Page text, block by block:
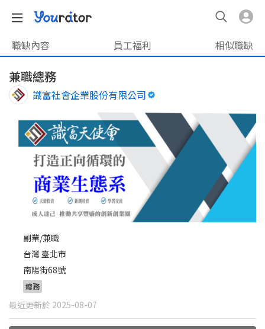
職缺內容 員工福利 相似職缺
兼職總務
識富社會企業股份有限公司
副業/兼職
台灣 臺北市
南陽街68號
總務
最近更新於 2025-08-07